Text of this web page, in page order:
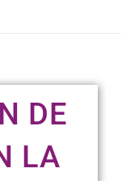
DE
LA